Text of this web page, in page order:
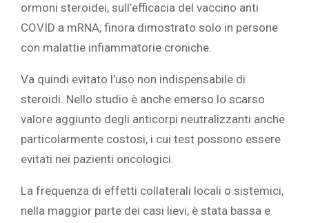
ormoni steroidei, sull’efficacia del vaccino anti
COVID a mRNA, finora dimostrato solo in persone
con malattie infiammatorie croniche.
Va quindi evitato l’uso non indispensabile di
steroidi. Nello studio è anche emerso lo scarso
valore aggiunto degli anticorpi neutralizzanti anche
particolarmente costosi, i cui test possono essere
evitati nei pazienti oncologici.
La frequenza di effetti collaterali locali o sistemici,
nella maggior parte dei casi lievi, è stata bassa e